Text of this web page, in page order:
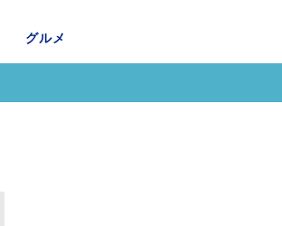
グルメ